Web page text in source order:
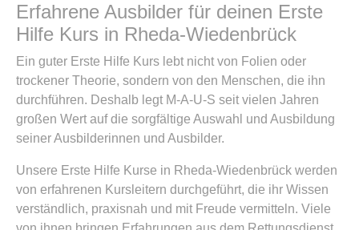
Erfahrene Ausbilder für deinen Erste
Hilfe Kurs in Rheda-Wiedenbrück
Ein guter Erste Hilfe Kurs lebt nicht von Folien oder
trockener Theorie, sondern von den Menschen, die ihn
durchführen. Deshalb legt M-A-U-S seit vielen Jahren
großen Wert auf die sorgfältige Auswahl und Ausbildung
seiner Ausbilderinnen und Ausbilder.
Unsere Erste Hilfe Kurse in Rheda-Wiedenbrück werden
von erfahrenen Kursleitern durchgeführt, die ihr Wissen
verständlich, praxisnah und mit Freude vermitteln. Viele